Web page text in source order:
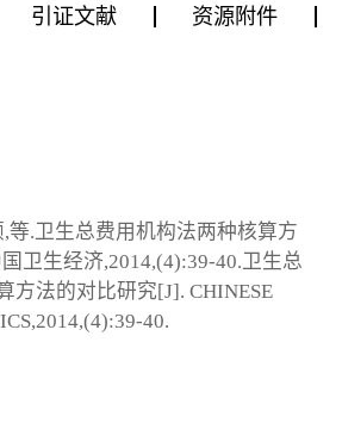
引证文献 资源附件
等.卫生总费用机构法两种核算方
卫生经济,2014,(4):39-40.卫生总
方法的对比研究[J]. CHINESE
40.